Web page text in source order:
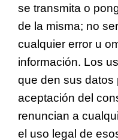
se transmita o
de la misma; no
cualquier error u
información. Los
que den sus datos
aceptación del
renuncian a
el uso legal de